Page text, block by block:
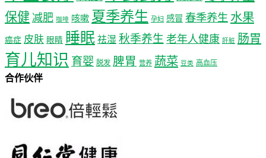
保健 减肥 咖啡 咳嗽 夏季养生 孕妇 感冒 春季养生 水果
癌症 皮肤 眼睛 睡眠 祛湿 秋季养生 老年人健康 肝脏 肠胃
育儿知识 育婴 脱发 脾胃 营养 蔬菜 豆类 高血压
合作伙伴